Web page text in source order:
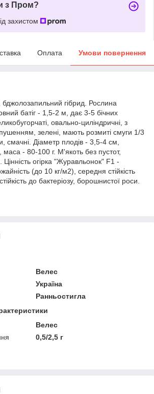
з Пром?
захистом
Оплата Умови повернення
бджолозапильний гібрид. Рослина
батіг - 1,5-2 м, дає 3-5 бічних
овально-циліндричні, з
зелені, мають розмиті смуги 1/3
смачні. Діаметр плодів - 3,5-4 см,
- 80-100 г. М'якоть без пустот,
огірка "Журавльонок" F1 -
(до 10 кг/м2), середня стійкість
до бактеріозу, борошнистої роси.
Велес
Україна
Ранньостигла
Велес
0,5/2,5 г